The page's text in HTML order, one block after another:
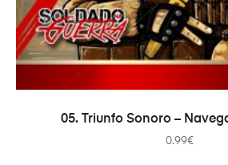
COMPRAR
05. Triunfo Sonoro –
0.99€